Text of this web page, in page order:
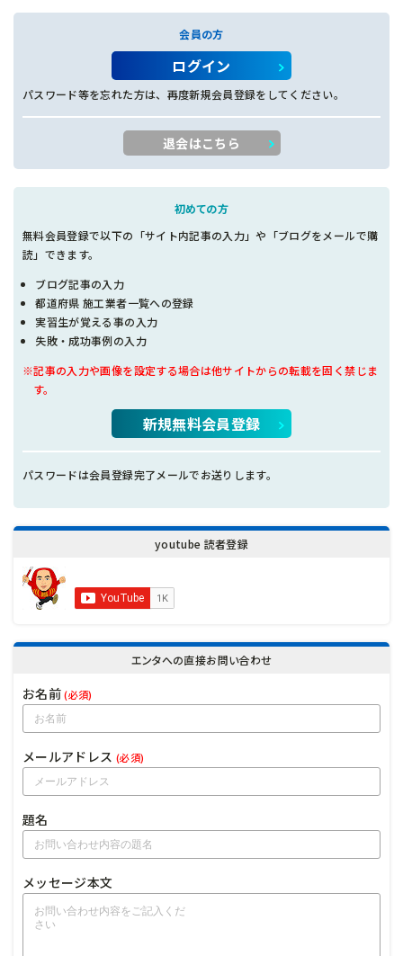
会員の方
ログイン
パスワード等を忘れた方は、再度新規会員登録をしてください。
退会はこちら
初めての方
無料会員登録で以下の「サイト内記事の入力」や「ブログをメールで購
読」できます。
ブログ記事の入力
都道府県 施工業者一覧への登録
実習生が覚える事の入力
失敗・成功事例の入力
※記事の入力や画像を設定する場合は他サイトからの転載を固く禁じま
す。
新規無料会員登録
パスワードは会員登録完了メールでお送りします。
youtube 読者登録
エンタへの直接お問い合わせ
お名前(必須)
メールアドレス (必須)
題名
メッセージ本文